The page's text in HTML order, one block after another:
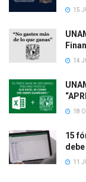
15
14
18
15
11